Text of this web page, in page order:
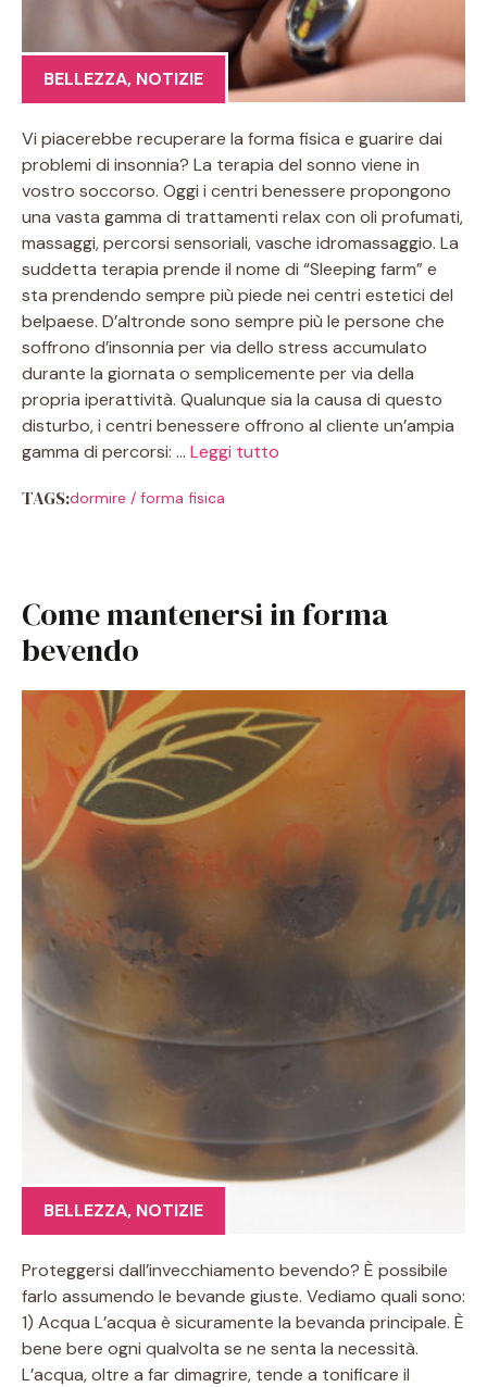
BELLEZZA, NOTIZIE
Vi piacerebbe recuperare la forma fisica e guarire dai
problemi di insonnia? La terapia del sonno viene in
vostro soccorso. Oggi i centri benessere propongono
una vasta gamma di trattamenti relax con oli profumati,
massaggi, percorsi sensoriali, vasche idromassaggio. La
suddetta terapia prende il nome di “Sleeping farm” e
sta prendendo sempre più piede nei centri estetici del
belpaese. D’altronde sono sempre più le persone che
soffrono d’insonnia per via dello stress accumulato
durante la giornata o semplicemente per via della
propria iperattività. Qualunque sia la causa di questo
disturbo, i centri benessere offrono al cliente un’ampia
gamma di percorsi: … Leggi tutto
TAGS:dormire / forma fisica
Come mantenersi in forma
bevendo
BELLEZZA, NOTIZIE
Proteggersi dall’invecchiamento bevendo? È possibile
farlo assumendo le bevande giuste. Vediamo quali sono:
1) Acqua L’acqua è sicuramente la bevanda principale. È
bene bere ogni qualvolta se ne senta la necessità.
L’acqua, oltre a far dimagrire, tende a tonificare il